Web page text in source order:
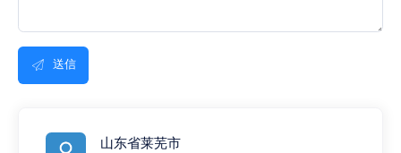
送信
山东省莱芜市